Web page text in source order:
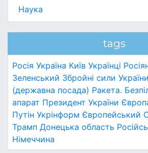
Наука
tags
Росія Україна Київ Українці
Зеленський Збройні сили України
(державна посада) Ракета.
апарат Президент України
Путін Укрінформ Європейський
Трамп Донецька область
Німеччина